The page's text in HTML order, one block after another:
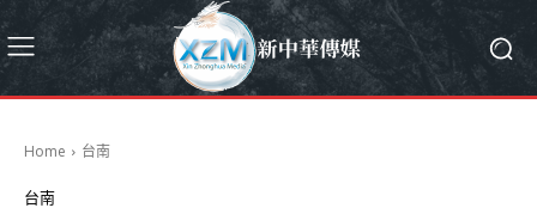
Home 台南
台南